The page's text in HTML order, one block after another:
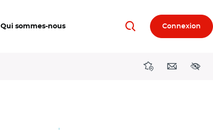
Qui sommes-nous RechercherConnexion
DirectionsContact